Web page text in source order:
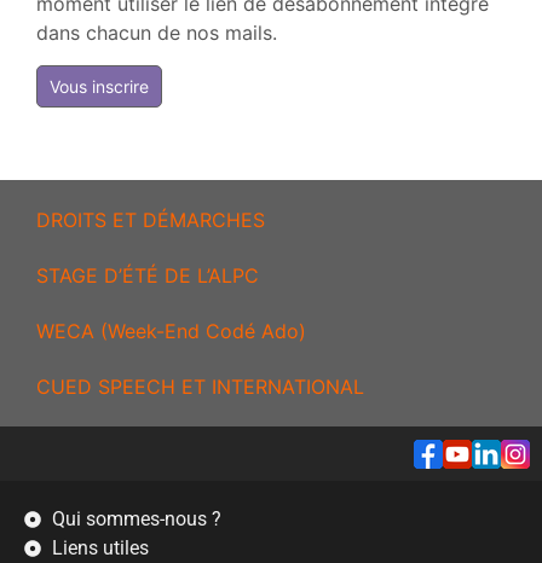
dans chacun de nos mails.
DROITS ET DÉMARCHES
STAGE D’ÉTÉ DE L’ALPC
WECA (Week-End Codé Ado)
CUED SPEECH ET INTERNATIONAL
Qui sommes-nous ?
Liens utiles